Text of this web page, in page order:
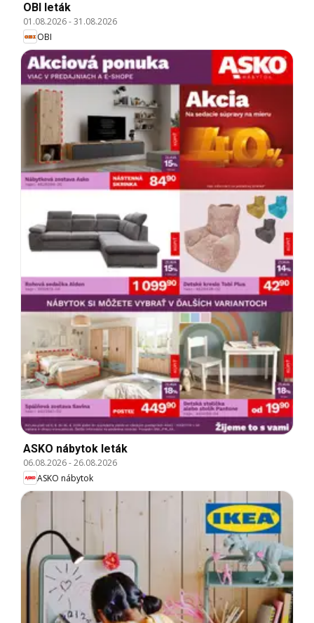
OBI leták
01.08.2026-31.08.2026
OBI
ASKO nábytok leták
06.08.2026-26.08.2026
ASKO nábytok